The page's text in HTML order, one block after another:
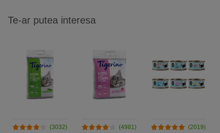
Te-ar putea interesa
(3032) (4981) (2019)